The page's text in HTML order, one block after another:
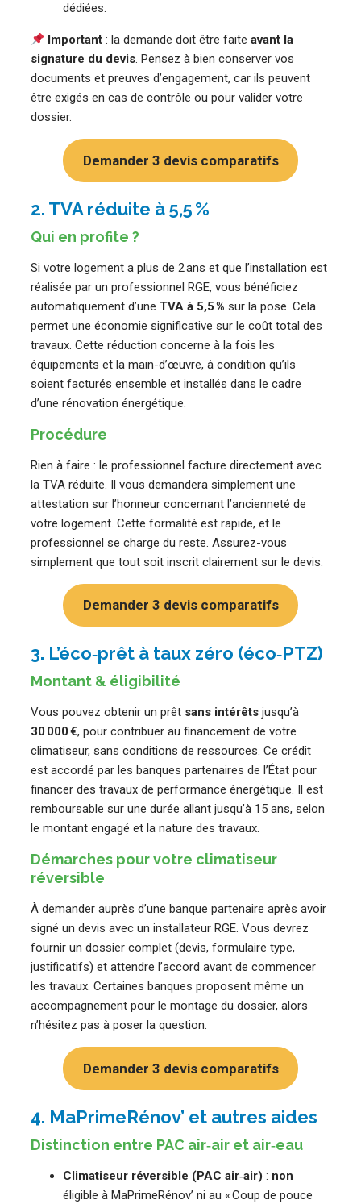
dédiées.
Important : la demande doit être faiteavant la
signature du devis. Pensez à bien conserver vos
documents et preuves d’engagement, car ils peuvent
être exigés en cas de contrôle ou pour valider votre
dossier.
Demander 3 devis comparatifs
2. TVA réduite à 5,5 %
Qui en profite ?
Si votre logement a plus de 2 ans et que l’installation est
réalisée par un professionnel RGE, vous bénéficiez
automatiquement d’une TVA à 5,5 % sur la pose. Cela
permet une économie significative sur le coût total des
travaux. Cette réduction concerne à la fois les
équipements et la main-d’œuvre, à condition qu’ils
soient facturés ensemble et installés dans le cadre
d’une rénovation énergétique.
Procédure
Rien à faire : le professionnel facture directement avec
la TVA réduite. Il vous demandera simplement une
attestation sur l’honneur concernant l’ancienneté de
votre logement. Cette formalité est rapide, et le
professionnel se charge du reste. Assurez-vous
simplement que tout soit inscrit clairement sur le devis.
Demander 3 devis comparatifs
3. L’éco‑prêt à taux zéro (éco‑PTZ)
Montant & éligibilité
Vous pouvez obtenir un prêt sans intérêts jusqu’à
30 000 €, pour contribuer au financement de votre
climatiseur, sans conditions de ressources. Ce crédit
est accordé par les banques partenaires de l’État pour
financer des travaux de performance énergétique. Il est
remboursable sur une durée allant jusqu’à 15 ans, selon
le montant engagé et la nature des travaux.
Démarches pour votre climatiseur
réversible
À demander auprès d’une banque partenaire après avoir
signé un devis avec un installateur RGE. Vous devrez
fournir un dossier complet (devis, formulaire type,
justificatifs) et attendre l’accord avant de commencer
les travaux. Certaines banques proposent même un
accompagnement pour le montage du dossier, alors
n’hésitez pas à poser la question.
Demander 3 devis comparatifs
4. MaPrimeRénov’ et autres aides
Distinction entre PAC air‑air et air‑eau
Climatiseur réversible (PAC air‑air) : non
éligible à MaPrimeRénov’ ni au « Coup de pouce